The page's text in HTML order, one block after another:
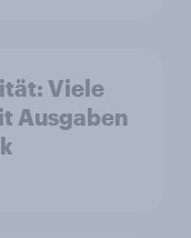
Viele
Ausgaben